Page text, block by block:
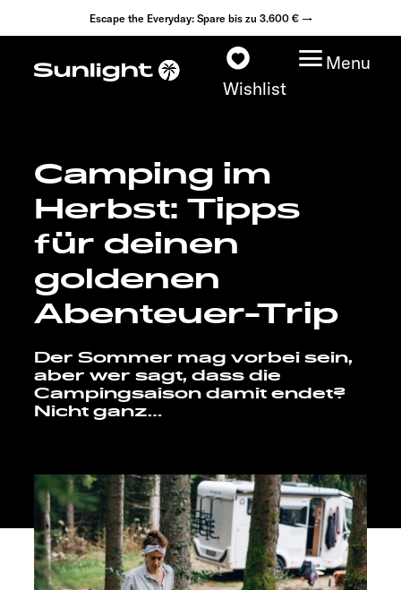
Escape the Everyday: Spare bis zu 3.600 € →
Wishlist
Menu
Modelle
Konfigurator
Fahrzeugfinder
Händlersuche
Explore
Service
Camping im
Herbst: Tipps
für deinen
goldenen
Abenteuer-Trip
Der Sommer mag vorbei sein,
aber wer sagt, dass die
Campingsaison damit endet?
Nicht ganz…